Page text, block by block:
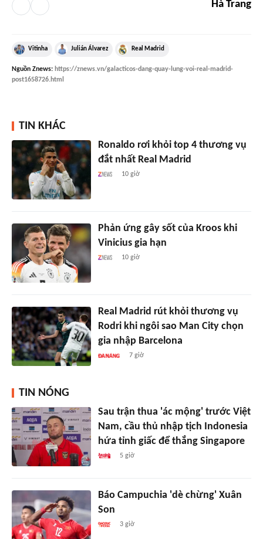
Hà Trang
Vitinha Julián Álvarez Real Madrid
Nguồn Znews: https://znews.vn/galacticos-dang-quay-lung-voi-real-madrid-
post1658726.html
TIN KHÁC
Ronaldo rơi khỏi top 4 thương vụ
đắt nhất Real Madrid
10 giờ
Phản ứng gây sốt của Kroos khi
Vinicius gia hạn
10 giờ
Real Madrid rút khỏi thương vụ
Rodri khi ngôi sao Man City chọn
gia nhập Barcelona
7 giờ
TIN NÓNG
Sau trận thua 'ác mộng' trước Việt
Nam, cầu thủ nhập tịch Indonesia
hứa tỉnh giấc để thắng Singapore
5 giờ
Báo Campuchia 'dè chừng' Xuân
Son
3 giờ